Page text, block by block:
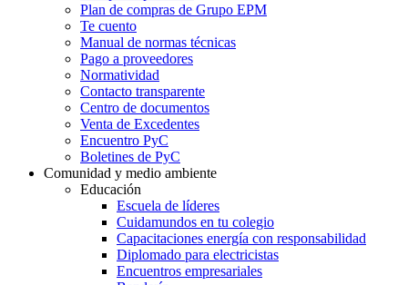
Plan de compras de Grupo EPM
Te cuento
Manual de normas técnicas
Pago a proveedores
Normatividad
Contacto transparente
Centro de documentos
Venta de Excedentes
Encuentro PyC
Boletines de PyC
Comunidad y medio ambiente
Educación
Escuela de líderes
Cuidamundos en tu colegio
Capacitaciones energía con responsabilidad
Diplomado para electricistas
Encuentros empresariales